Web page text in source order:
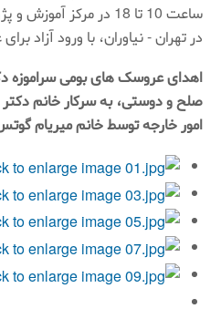
ساعت 10 تا 18 در مرکز
در تهران - نیاوران، با ورود آزاد
اهدای عروسک های بومی سراموزه
صلح و دوستی، به سرکار خانم
امور خارجه توسط خانم میریام